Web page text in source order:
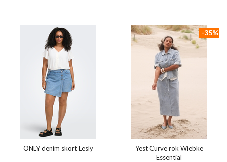
ONLY denim skort Lesly
Yest Curve rok Wiebke
Essential
-35%